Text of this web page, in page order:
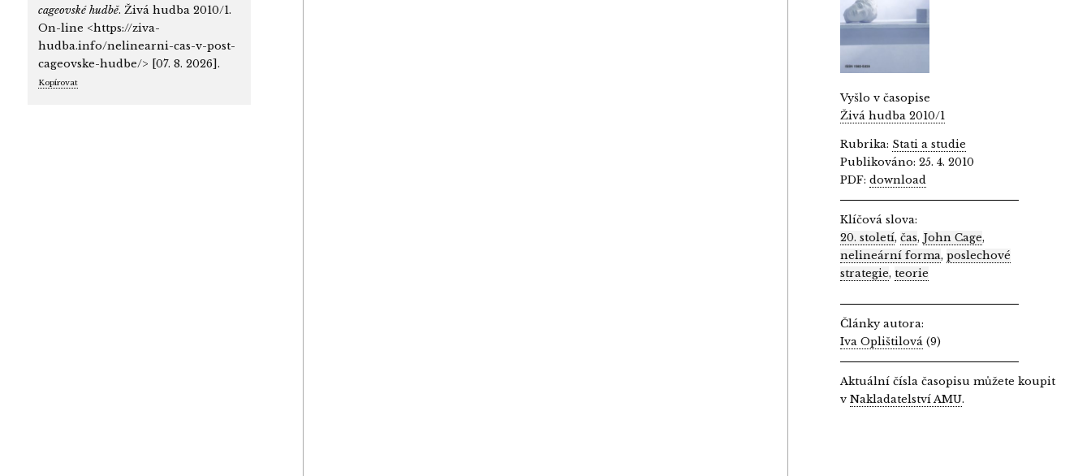
cageovské hudbě. Živá hudba 2010/1.
On-line <https://ziva-
hudba.info/nelinearni-cas-v-post-
cageovske-hudbe/> [07. 8. 2026].
Kopírovat
Vyšlo v časopise
Živá hudba 2010/1
Rubrika: Stati a studie
Publikováno: 25. 4. 2010
PDF:download
Klíčová slova:
20. století,čas, John Cage,
nelineární forma,poslechové
strategie, teorie
Články autora:
Iva Oplištilová (9)
Aktuální čísla časopisu můžete koupit
vNakladatelství AMU.